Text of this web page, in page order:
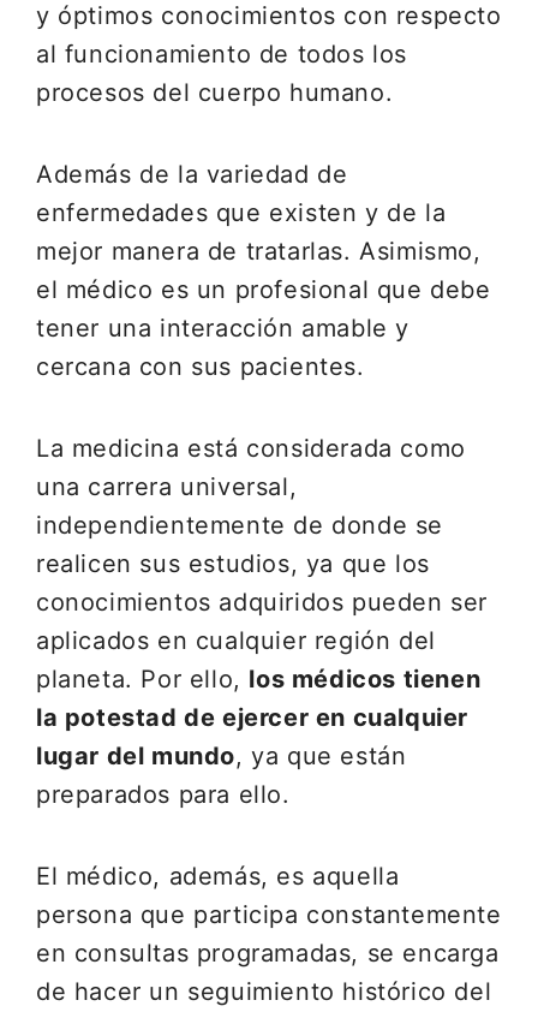
y óptimos conocimientos con respecto
al funcionamiento de todos los
procesos del cuerpo humano.
Además de la variedad de
enfermedades que existen y de la
mejor manera de tratarlas. Asimismo,
el médico es un profesional que debe
tener una interacción amable y
cercana con sus pacientes.
La medicina está considerada como
una carrera universal,
independientemente de donde se
realicen sus estudios, ya que los
conocimientos adquiridos pueden ser
aplicados en cualquier región del
planeta. Por ello, los médicos tienen
la potestad de ejercer en cualquier
lugar del mundo, ya que están
preparados para ello.
El médico, además, es aquella
persona que participa constantemente
en consultas programadas, se encarga
de hacer un seguimiento histórico del